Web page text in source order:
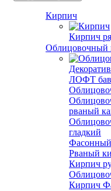
Кирпич
Кирпич
Облицовочный
ЛОФТ
рваный
гладкий
Рваный
Кирпич
Кирпич